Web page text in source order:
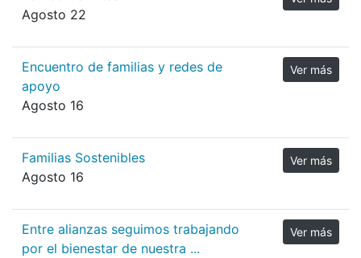
Agosto 22
Encuentro de familias y redes de
apoyo
Agosto 16
Ver más
Familias Sostenibles
Agosto 16
Ver más
Entre alianzas seguimos trabajando
por el bienestar de nuestra ...
Ver más